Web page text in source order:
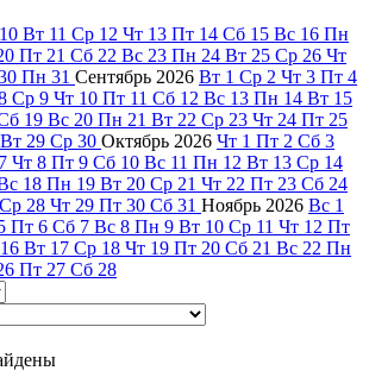
10 Вт 11 Ср 12 Чт 13 Пт 14 Сб 15 Вс 16 Пн
Пт 21 Сб 22 Вс 23 Пн 24 Вт 25 Ср 26 Чт
Пн 31 Сентябрь 2026 Вт 1 Ср 2 Чт 3 Пт 4
Ср 9 Чт 10 Пт 11 Сб 12 Вс 13 Пн 14 Вт 15
19 Вс 20 Пн 21 Вт 22 Ср 23 Чт 24 Пт 25
Вт 29 Ср 30 Октябрь 2026 Чт 1 Пт 2 Сб 3
7 Чт 8 Пт 9 Сб 10 Вс 11 Пн 12 Вт 13 Ср 14
18 Пн 19 Вт 20 Ср 21 Чт 22 Пт 23 Сб 24
Ср 28 Чт 29 Пт 30 Сб 31 Ноябрь 2026 Вс 1
Пт 6 Сб 7 Вс 8 Пн 9 Вт 10 Ср 11 Чт 12 Пт
16 Вт 17 Ср 18 Чт 19 Пт 20 Сб 21 Вс 22 Пн
Пт 27 Сб 28